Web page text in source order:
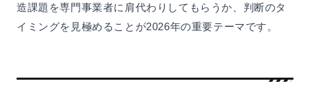
造課題を専門事業者に肩代わりしてもらうか、判断のタ
イミングを見極めることが2026年の重要テーマです。